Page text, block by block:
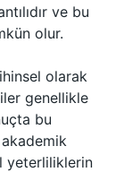
ve bu
olur.
olarak
genellikle
bu
yeterliliklerin